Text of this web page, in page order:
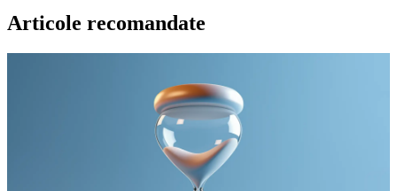
Articole recomandate